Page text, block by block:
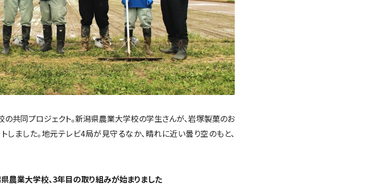
共同プロジェクト。新潟県農業大学校の学生さんが、岩塚製菓のお
ました。地元テレビ4局が見守るなか、晴れに近い曇り空のもと、
農業大学校、3年目の取り組みが始まりました